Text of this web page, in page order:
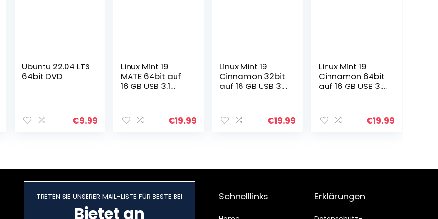
Ubuntu 22.04 LTS
64bit DVD
€9.99
Linux Mint 19
MATE 64bit auf
16 GB USB 3.1
€19.99
Linux Mint 19
Cinnamon 32bit
auf 16 GB USB 3.1
€19.99
Linux Mint 19
Cinnamon 64bit
auf 16 GB USB 3.1
€19.99
TRETEN SIE UNSERER MAIL-LISTE FÜR BESTE BEI
Bietet an
Schnelllinks Erklärungen